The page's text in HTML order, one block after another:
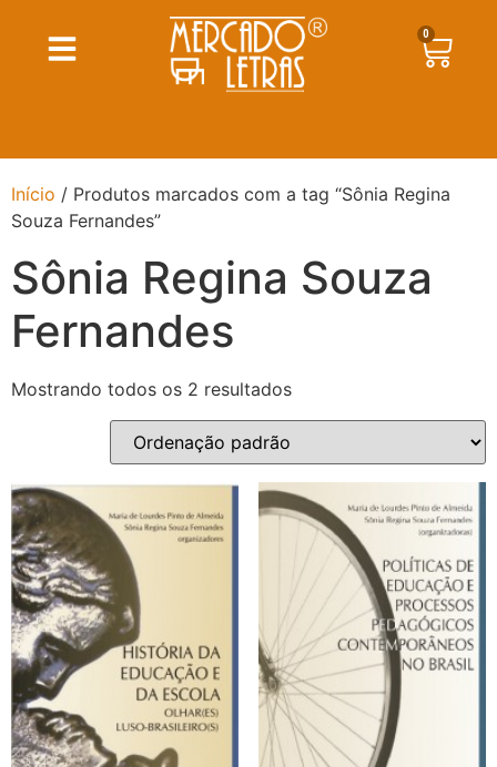
0
Início / Produtos marcados com a tag “Sônia Regina
Souza Fernandes”
Sônia Regina Souza
Fernandes
Mostrando todos os 2 resultados